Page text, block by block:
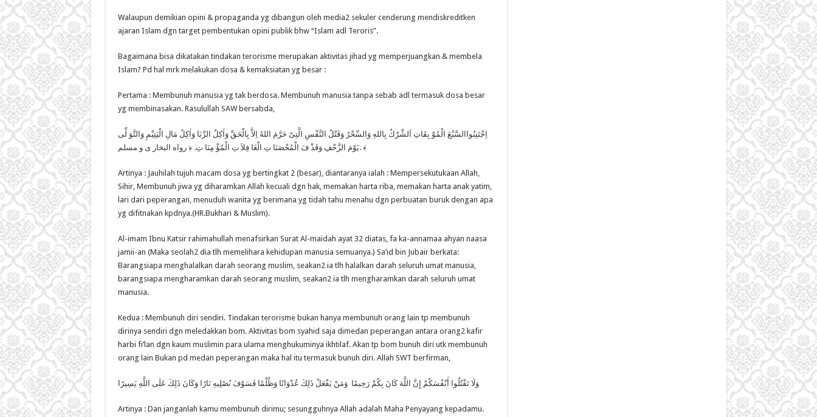
Walaupun demikian opini & propaganda yg dibangun oleh media2 sekuler cenderung mendiskreditken
ajaran Islam dgn target pembentukan opini publik bhw “Islam adl Teroris”.
Bagaimana bisa dikatakan tindakan terorisme merupakan aktivitas jihad yg memperjuangkan & membela
Islam? Pd hal mrk melakukan dosa & kemaksiatan yg besar :
Pertama : Membunuh manusia yg tak berdosa. Membunuh manusia tanpa sebab adl termasuk dosa besar
yg membinasakan. Rasulullah SAW bersabda,
اِجْتَنِبُواالسَّبْعَ الْمُوْ بِقَاتِ اَلشِّرْكُ بِاللهِ وَالسِّحْرُ وَقَتْلُ النَّفْسِ الَّتِىْ حَرَّمَ اللهُ اِلاَّ بِالْحَقِّ وَاٰكِلُ الرِّبَا وَاٰكِلُ مَالِ الْيَتِيْمِ وَالتَّوَ لِّى
يَوْمَ الزَّحْفِ وَقَذْ فَ الْمُحْصَنَا تِ الْغَا فِلاَ تِ الْمُؤْ مِنَا تِ. ﴿ رواه البخار ى و مسلم. ﴾
Artinya : Jauhilah tujuh macam dosa yg bertingkat 2 (besar), diantaranya ialah : Mempersekutukaan Allah,
Sihir, Membunuh jiwa yg diharamkan Allah kecuali dgn hak, memakan harta riba, memakan harta anak yatim,
lari dari peperangan, menuduh wanita yg berimana yg tidah tahu menahu dgn perbuatan buruk dengan apa
yg difitnakan kpdnya.(HR.Bukhari & Muslim).
Al-imam Ibnu Katsir rahimahullah menafsirkan Surat Al-maidah ayat 32 diatas, fa ka-annamaa ahyan naasa
jamii-an (Maka seolah2 dia tlh memelihara kehidupan manusia semuanya.) Sa’id bin Jubair berkata:
Barangsiapa menghalalkan darah seorang muslim, seakan2 ia tlh halalkan darah seluruh umat manusia,
barangsiapa mengharamkan darah seorang muslim, seakan2 ia tlh mengharamkan darah seluruh umat
manusia.
Kedua : Membunuh diri sendiri. Tindakan terorisme bukan hanya membunuh orang lain tp membunuh
dirinya sendiri dgn meledakkan bom. Aktivitas bom syahid saja dimedan peperangan antara orang2 kafir
harbi fi’lan dgn kaum muslimin para ulama menghukuminya ikhtilaf. Akan tp bom bunuh diri utk membunuh
orang lain Bukan pd medan peperangan maka hal itu termasuk bunuh diri. Allah SWT berfirman,
وَلَا تَقْتُلُوا أَنْفُسَكُمْ إِنَّ اللَّهَ كَانَ بِكُمْ رَحِيمًا وَمَنْ يَفْعَلْ ذَلِكَ عُدْوَانًا وَظُلْمًا فَسَوْفَ نُصْلِيهِ نَارًا وَكَانَ ذَلِكَ عَلَى اللَّهِ يَسِيرًا
Artinya : Dan janganlah kamu membunuh dirimu; sesungguhnya Allah adalah Maha Penyayang kepadamu.